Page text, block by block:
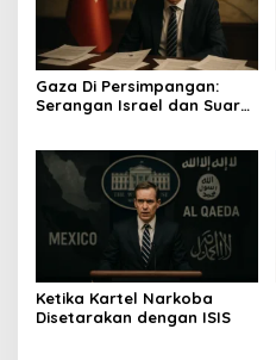
Gaza Di Persimpangan:
Serangan Israel dan Suara
Ketika Kartel Narkoba
Disetarakan dengan ISIS